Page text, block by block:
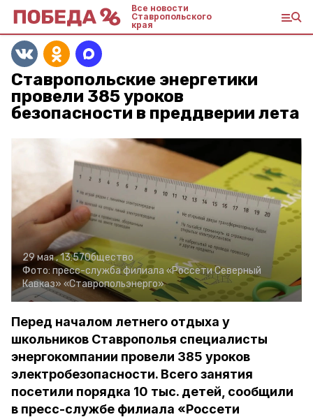
Все новости
Ставропольского
края
Ставропольские энергетики
провели 385 уроков
безопасности в преддверии лета
29 мая , 13:57Общество
Фото:пресс-служба филиала «Россети Северный
Кавказ» «Ставропольэнерго»
Перед началом летнего отдыха у
школьников Ставрополья специалисты
энергокомпании провели 385 уроков
электробезопасности. Всего занятия
посетили порядка 10 тыс. детей, сообщили
в пресс-службе филиала «Россети